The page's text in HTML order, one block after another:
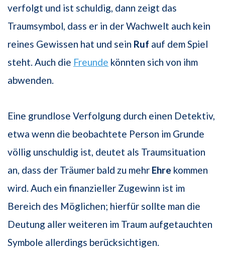
verfolgt und ist schuldig, dann zeigt das
Traumsymbol, dass er in der Wachwelt auch kein
reines Gewissen hat und sein Ruf auf dem Spiel
steht. Auch die Freunde könnten sich von ihm
abwenden.
Eine grundlose Verfolgung durch einen Detektiv,
etwa wenn die beobachtete Person im Grunde
völlig unschuldig ist, deutet als Traumsituation
an, dass der Träumer bald zu mehr Ehre kommen
wird. Auch ein finanzieller Zugewinn ist im
Bereich des Möglichen; hierfür sollte man die
Deutung aller weiteren im Traum aufgetauchten
Symbole allerdings berücksichtigen.